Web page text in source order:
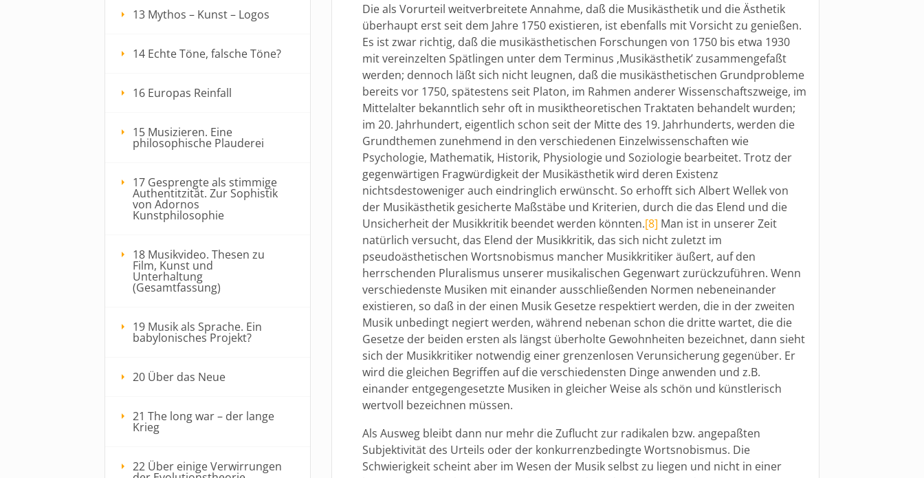
Die als Vorurteil weitverbreitete Annahme, daß die Musikästhetik und die Ästhetik
überhaupt erst seit dem Jahre 1750 existieren, ist ebenfalls mit Vorsicht zu genießen.
Es ist zwar richtig, daß die musikästhetischen Forschungen von 1750 bis etwa 1930
mit vereinzelten Spätlingen unter dem Terminus ‚Musikästhetik’ zusammengefaßt
werden; dennoch läßt sich nicht leugnen, daß die musikästhetischen Grundprobleme
bereits vor 1750, spätestens seit Platon, im Rahmen anderer Wissenschaftszweige, im
Mittelalter bekanntlich sehr oft in musiktheoretischen Traktaten behandelt wurden;
im 20. Jahrhundert, eigentlich schon seit der Mitte des 19. Jahrhunderts, werden die
Grundthemen zunehmend in den verschiedenen Einzelwissenschaften wie
Psychologie, Mathematik, Historik, Physiologie und Soziologie bearbeitet. Trotz der
gegenwärtigen Fragwürdigkeit der Musikästhetik wird deren Existenz
nichtsdestoweniger auch eindringlich erwünscht. So erhofft sich Albert Wellek von
der Musikästhetik gesicherte Maßstäbe und Kriterien, durch die das Elend und die
Unsicherheit der Musikkritik beendet werden könnten.[8] Man ist in unserer Zeit
natürlich versucht, das Elend der Musikkritik, das sich nicht zuletzt im
pseudoästhetischen Wortsnobismus mancher Musikkritiker äußert, auf den
herrschenden Pluralismus unserer musikalischen Gegenwart zurückzuführen. Wenn
verschiedenste Musiken mit einander ausschließenden Normen nebeneinander
existieren, so daß in der einen Musik Gesetze respektiert werden, die in der zweiten
Musik unbedingt negiert werden, während nebenan schon die dritte wartet, die die
Gesetze der beiden ersten als längst überholte Gewohnheiten bezeichnet, dann sieht
sich der Musikkritiker notwendig einer grenzenlosen Verunsicherung gegenüber. Er
wird die gleichen Begriffen auf die verschiedensten Dinge anwenden und z.B.
einander entgegengesetzte Musiken in gleicher Weise als schön und künstlerisch
wertvoll bezeichnen müssen.
Als Ausweg bleibt dann nur mehr die Zuflucht zur radikalen bzw. angepaßten
Subjektivität des Urteils oder der konkurrenzbedingte Wortsnobismus. Die
Schwierigkeit scheint aber im Wesen der Musik selbst zu liegen und nicht in einer
13 Mythos – Kunst – Logos
14 Echte Töne, falsche Töne?
16 Europas Reinfall
15 Musizieren. Eine
philosophische Plauderei
17 Gesprengte als stimmige
Authentitzität. Zur Sophistik
von Adornos
Kunstphilosophie
18 Musikvideo. Thesen zu
Film, Kunst und
Unterhaltung
(Gesamtfassung)
19 Musik als Sprache. Ein
babylonisches Projekt?
20 Über das Neue
21 The long war – der lange
Krieg
22 Über einige Verwirrungen